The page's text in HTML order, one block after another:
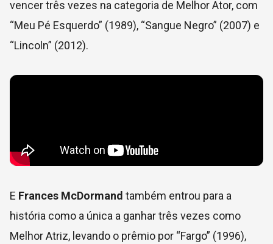
vencer três vezes na categoria de Melhor Ator, com
“Meu Pé Esquerdo” (1989), “Sangue Negro” (2007) e
“Lincoln” (2012).
E Frances McDormand também entrou para a
história como a única a ganhar três vezes como
Melhor Atriz, levando o prêmio por “Fargo” (1996),